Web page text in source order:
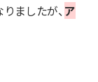
りましたが、ア